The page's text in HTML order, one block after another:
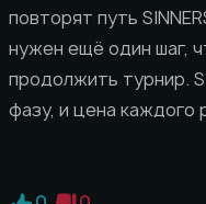
повторят путь
нужен ещё один шаг,
продолжить турнир.
фазу, и цена каждого